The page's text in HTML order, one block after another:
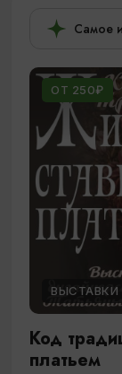
Самое
ОТ 250₽
ВЫСТАВКИ
Код
платьем